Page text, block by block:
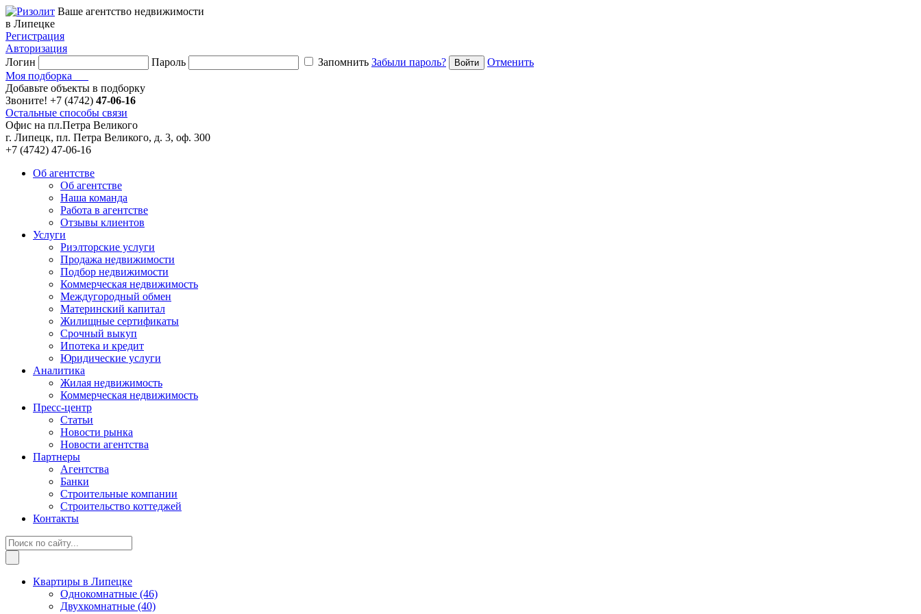
Ваше агентство недвижимости
в Липецке
Регистрация
Авторизация
Логин
Пароль Запомнить Забыли пароль?
Отменить
Моя подборка
Добавьте объекты в подборку
Звоните! +7 (4742) 47-06-16
Остальные способы связи
Офис на пл.Петра Великого
г. Липецк, пл. Петра Великого, д. 3, оф. 300
+7 (4742) 47-06-16
Об агентстве
Об агентстве
Наша команда
Работа в агентстве
Отзывы клиентов
Услуги
Риэлторские услуги
Продажа недвижимости
Подбор недвижимости
Коммерческая недвижимость
Междугородный обмен
Материнский капитал
Жилищные сертификаты
Срочный выкуп
Ипотека и кредит
Юридические услуги
Аналитика
Жилая недвижимость
Коммерческая недвижимость
Пресс-центр
Статьи
Новости рынка
Новости агентства
Партнеры
Агентства
Банки
Строительные компании
Строительство коттеджей
Контакты
Квартиры в Липецке
Однокомнатные (46)
Двухкомнатные (40)